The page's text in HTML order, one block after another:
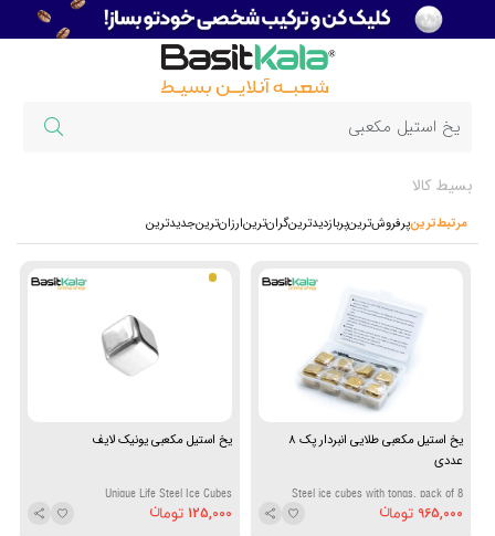
بسیط کالا
مرتبط‌ترینپرفروش‌ترین‌پربازدیدترینگران‌ترینارزان‌ترینجدیدترین
یخ استیل مکعبی طلایی انبردار پک 8
عددی
Steel ice cubes with tongs, pack of 8
965,000
یخ استیل مکعبی یونیک لایف
Unique Life Steel Ice Cubes
125,000